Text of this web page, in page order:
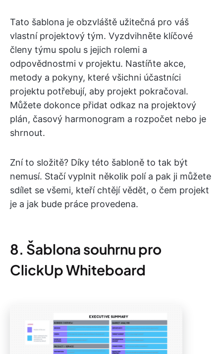
Tato šablona je obzvláště užitečná pro váš
vlastní projektový tým. Vyzdvihněte klíčové
členy týmu spolu s jejich rolemi a
odpovědnostmi v projektu. Nastíňte akce,
metody a pokyny, které všichni účastníci
projektu potřebují, aby projekt pokračoval.
Můžete dokonce přidat odkaz na projektový
plán, časový harmonogram a rozpočet nebo je
shrnout.
Zní to složitě? Díky této šabloně to tak být
nemusí. Stačí vyplnit několik polí a pak ji můžete
sdílet se všemi, kteří chtějí vědět, o čem projekt
je a jak bude práce provedena.
8. Šablona souhrnu pro
ClickUp Whiteboard